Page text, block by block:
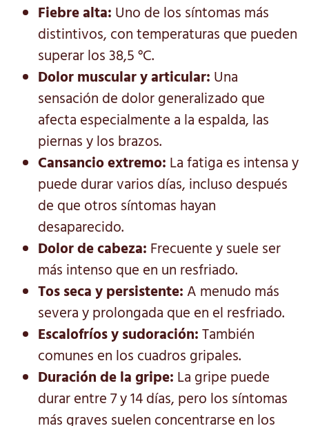
Fiebre alta: Uno de los síntomas más
distintivos, con temperaturas que pueden
superar los 38,5 °C.
Dolor muscular y articular: Una
sensación de dolor generalizado que
afecta especialmente a la espalda, las
piernas y los brazos.
Cansancio extremo: La fatiga es intensa y
puede durar varios días, incluso después
de que otros síntomas hayan
desaparecido.
Dolor de cabeza: Frecuente y suele ser
más intenso que en un resfriado.
Tos seca y persistente: A menudo más
severa y prolongada que en el resfriado.
Escalofríos y sudoración:También
comunes en los cuadros gripales.
Duración de la gripe: La gripe puede
durar entre 7 y 14 días, pero los síntomas
más graves suelen concentrarse en los